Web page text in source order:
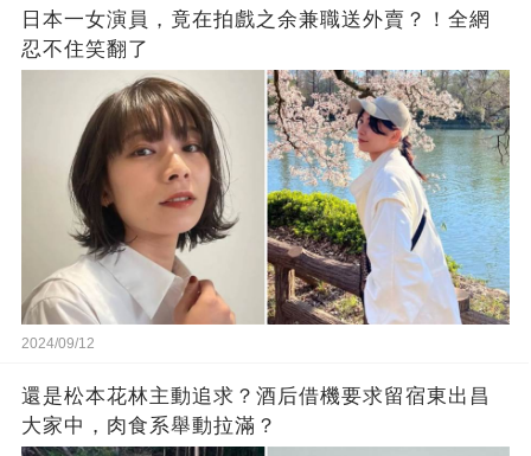
日本一女演員，竟在拍戲之余兼職送外賣？！全網
忍不住笑翻了
2024/09/12
還是松本花林主動追求？酒后借機要求留宿東出昌
大家中，肉食系舉動拉滿？